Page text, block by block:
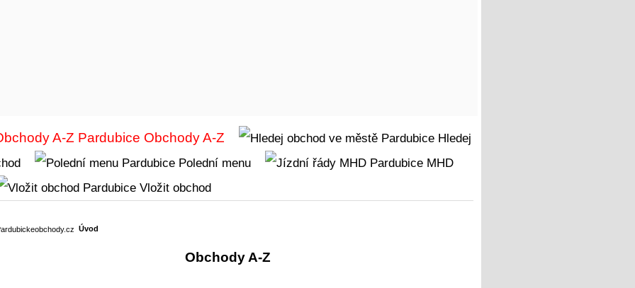
Obchody A-Z
Hledej
Polední menu
MHD
Vložit obchod
Úvod
Obchody A-Z